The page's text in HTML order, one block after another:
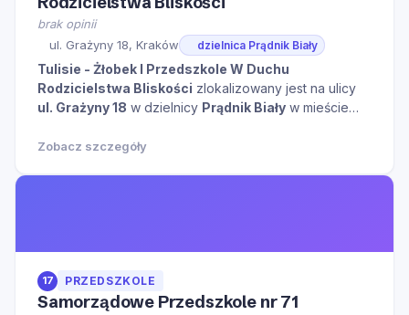
brak opinii
ul. Grażyny 18, Kraków
dzielnica Prądnik Biały
Tulisie - Żłobek I Przedszkole W Duchu
Rodzicielstwa Bliskości zlokalizowany jest na ulicy
ul. Grażyny 18 w dzielnicy Prądnik Biały w mieście
tego miejsca.
Zobacz szczegóły
17 PRZEDSZKOLE
Samorządowe Przedszkole nr 71